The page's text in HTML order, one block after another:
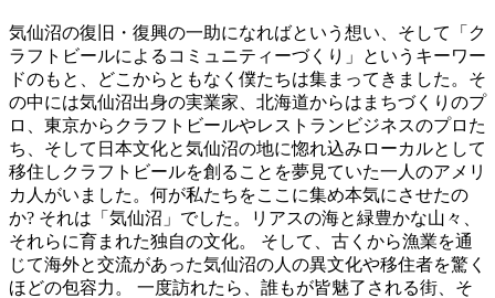
気仙沼の復旧・復興の一助になればという想い、そして「ク
ラフトビールによるコミュニティーづくり」というキーワー
ドのもと、どこからともなく僕たちは集まってきました。そ
の中には気仙沼出身の実業家、北海道からはまちづくりのプ
ロ、東京からクラフトビールやレストランビジネスのプロた
ち、そして日本文化と気仙沼の地に惚れ込みローカルとして
移住しクラフトビールを創ることを夢見ていた一人のアメリ
カ人がいました。何が私たちをここに集め本気にさせたの
か? それは「気仙沼」でした。リアスの海と緑豊かな山々、
それらに育まれた独自の文化。 そして、古くから漁業を通
じて海外と交流があった気仙沼の人の異文化や移住者を驚く
ほどの包容力。 一度訪れたら、誰もが皆魅了される街、そ